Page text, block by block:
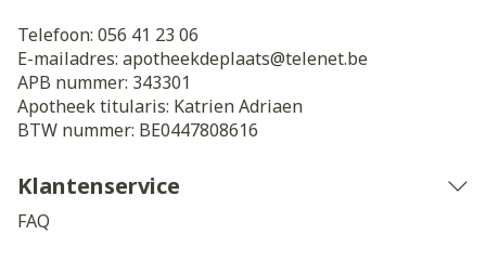
Telefoon: 056 41 23 06
E-mailadres: apotheekdeplaats@telenet.be
APB nummer: 343301
Apotheek titularis: Katrien Adriaen
BTW nummer: BE0447808616
Klantenservice
FAQ